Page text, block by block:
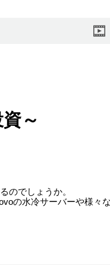
～
のでしょうか。
の水冷サーバーや様々